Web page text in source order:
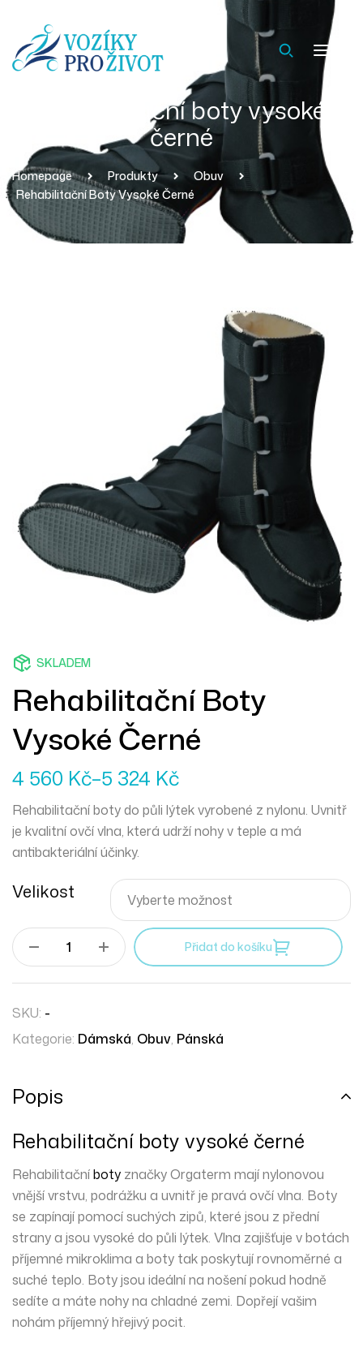
Rehabilitační boty vysoké
černé
Homepage Produkty
Obuv
Rehabilitační Boty Vysoké Černé
SKLADEM
Rehabilitační Boty
Vysoké Černé
4 560 Kč–5 324 Kč
Rehabilitační boty do půli lýtek vyrobené z nylonu. Uvnitř
je kvalitní ovčí vlna, která udrží nohy v teple a má
antibakteriální účinky.
Velikost
Přidat do košíku
SKU: -
Kategorie: Dámská, Obuv, Pánská
Popis
Rehabilitační boty vysoké černé
Rehabilitačníboty značky Orgaterm majínylonovou
vnější vrstvu, podrážku a uvnitř je pravá ovčívlna. Boty
se zapínají pomocí suchých zipů, které jsou z přední
strany a jsou vysoké do půli lýtek. Vlna zajišťuje v botách
příjemné mikroklima a boty tak poskytují rovnoměrné a
suché teplo. Boty jsou ideální na nošenípokud hodně
sedíte a máte nohy na chladné zemi. Dopřejí vašim
nohám příjemný hřejivý pocit.